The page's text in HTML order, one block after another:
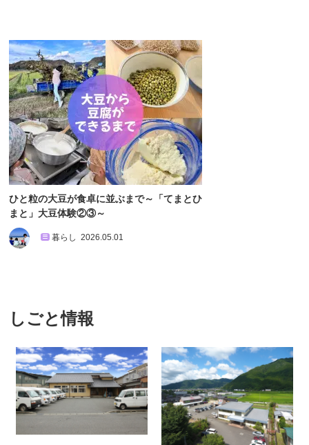
ひと粒の大豆が食卓に並ぶまで～「てまとひ
まと」大豆体験②③～
暮らし 2026.05.01
しごと情報